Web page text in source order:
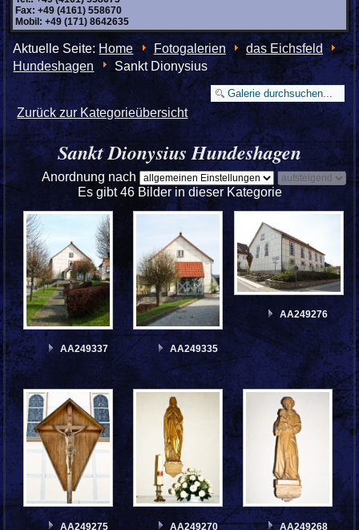
Fax: +49 (4161) 558670
Mobil: +49 (171) 8642635
Aktuelle Seite:Home Fotogalerien
das Eichsfeld
Hundeshagen
Sankt Dionysius
Zurück zur Kategorieübersicht
Sankt Dionysius Hundeshagen
Anordnung nach
Es gibt 46 Bilder in dieser Kategorie
AA249337 AA249335
AA249276
AA249275 AA249270 AA249268